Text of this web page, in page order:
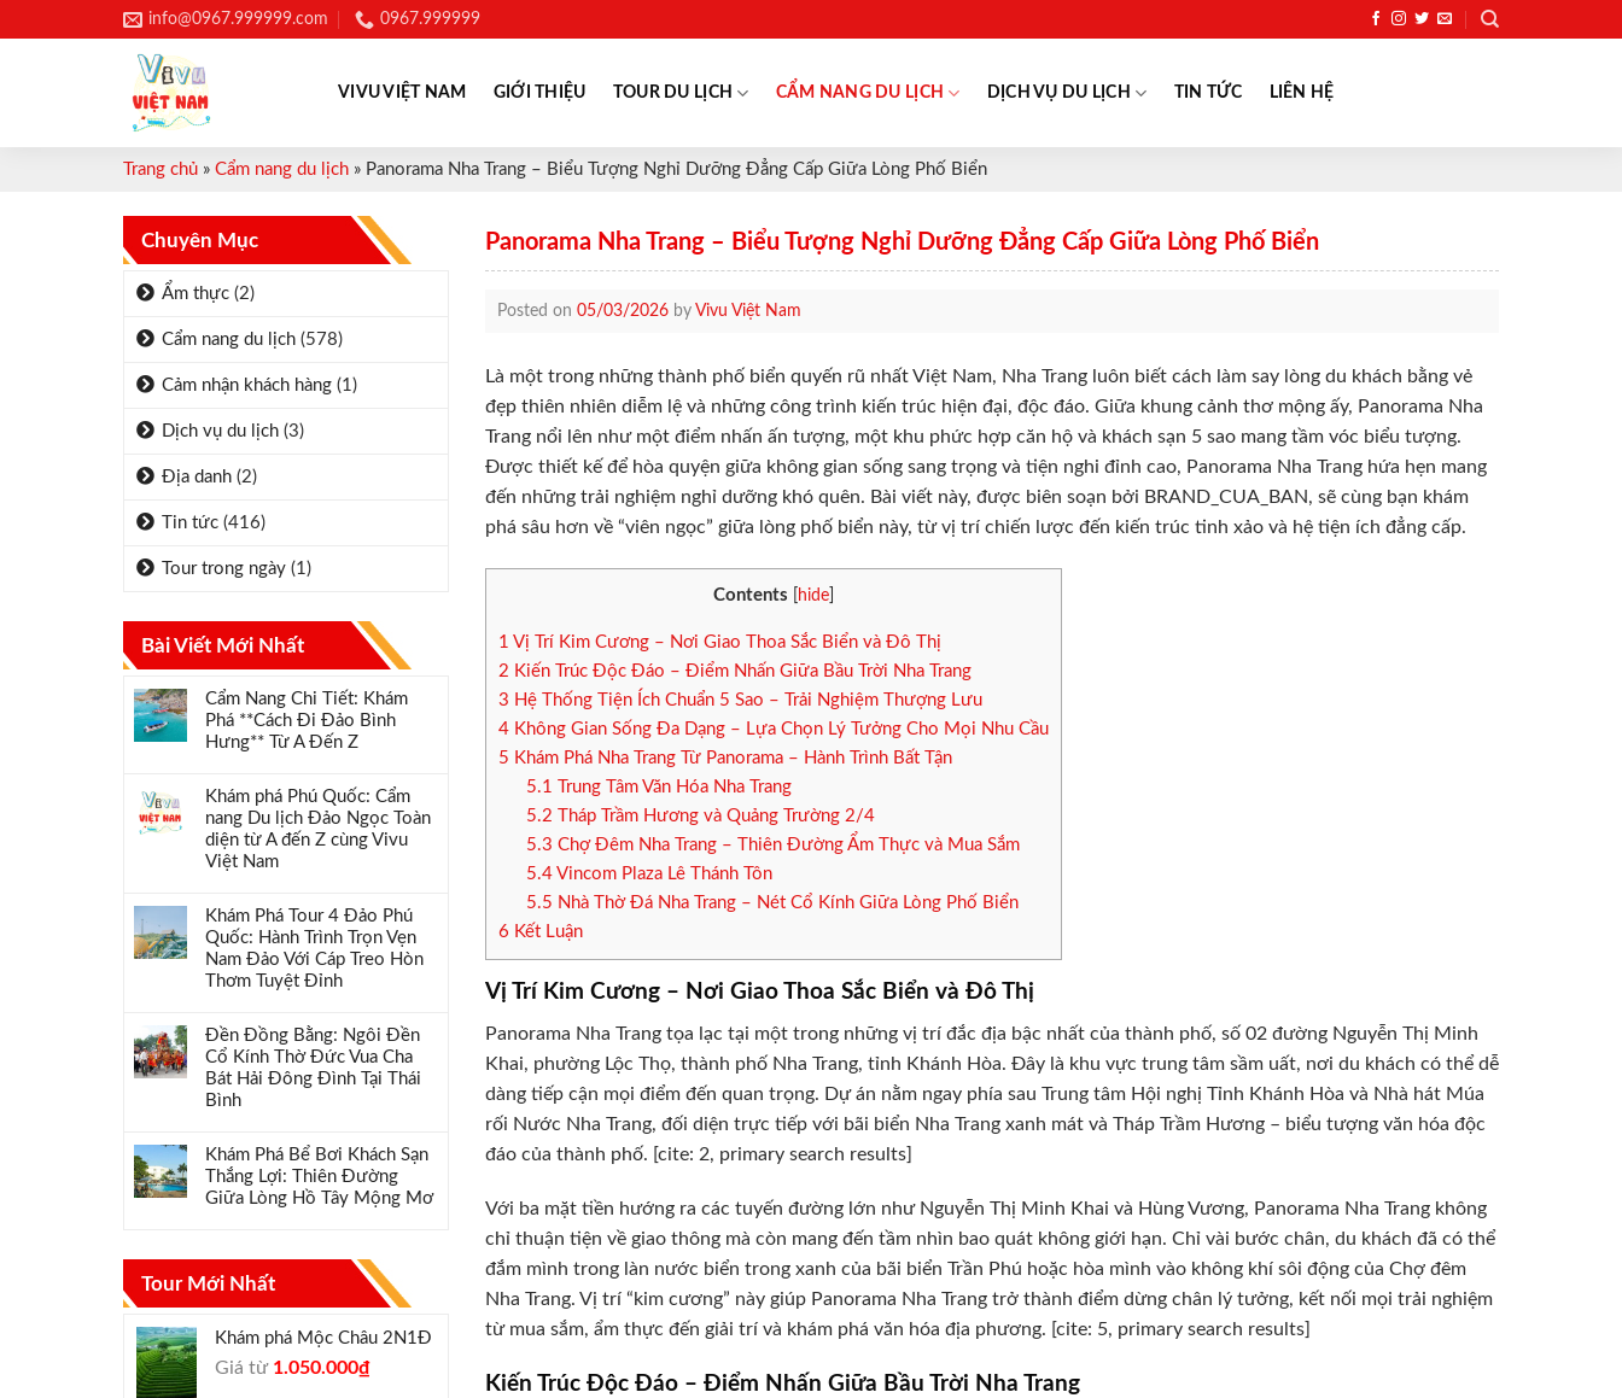
to
info@0967.999999.com 0967.999999
VIVU VIỆT NAM GIỚI THIỆU TOUR DU LỊCH CẨM NANG DU LỊCH DỊCH VỤ DU LỊCH TIN TỨC LIÊN HỆ
Trang chủ » Cẩm nang du lịch » Panorama Nha Trang – Biểu Tượng Nghỉ Dưỡng Đẳng Cấp Giữa Lòng Phố Biển
Chuyên Mục
Ẩm thực (2)
Cẩm nang du lịch (578)
Cảm nhận khách hàng (1)
Dịch vụ du lịch (3)
Địa danh (2)
Tin tức (416)
Tour trong ngày (1)
Bài Viết Mới Nhất
Cẩm Nang Chi Tiết: Khám
Phá **Cách Đi Đảo Bình
Hưng** Từ A Đến Z
Khám phá Phú Quốc: Cẩm
nang Du lịch Đảo Ngọc Toàn
diện từ A đến Z cùng Vivu
Việt Nam
Khám Phá Tour 4 Đảo Phú
Quốc: Hành Trình Trọn Vẹn
Nam Đảo Với Cáp Treo Hòn
Thơm Tuyệt Đỉnh
Đền Đồng Bằng: Ngôi Đền
Cổ Kính Thờ Đức Vua Cha
Bát Hải Đông Đình Tại Thái
Bình
Khám Phá Bể Bơi Khách Sạn
Thắng Lợi: Thiên Đường
Giữa Lòng Hồ Tây Mộng Mơ
Tour Mới Nhất
Khám phá Mộc Châu 2N1Đ
Giá từ Giá
1.050.000₫Giá
Panorama Nha Trang – Biểu Tượng Nghỉ Dưỡng Đẳng Cấp Giữa Lòng Phố Biển
Posted on 05/03/2026 by Vivu Việt Nam
Là một trong những thành phố biển quyến rũ nhất Việt Nam, Nha Trang luôn biết cách làm say lòng du khách bằng vẻ
đẹp thiên nhiên diễm lệ và những công trình kiến trúc hiện đại, độc đáo. Giữa khung cảnh thơ mộng ấy, Panorama Nha
Trang nổi lên như một điểm nhấn ấn tượng, một khu phức hợp căn hộ và khách sạn 5 sao mang tầm vóc biểu tượng.
Được thiết kế để hòa quyện giữa không gian sống sang trọng và tiện nghi đỉnh cao, Panorama Nha Trang hứa hẹn mang
đến những trải nghiệm nghỉ dưỡng khó quên. Bài viết này, được biên soạn bởi BRAND_CUA_BAN, sẽ cùng bạn khám
phá sâu hơn về “viên ngọc” giữa lòng phố biển này, từ vị trí chiến lược đến kiến trúc tinh xảo và hệ tiện ích đẳng cấp.
Contents hide
1 Vị Trí Kim Cương – Nơi Giao Thoa Sắc Biển và Đô Thị
2 Kiến Trúc Độc Đáo – Điểm Nhấn Giữa Bầu Trời Nha Trang
3 Hệ Thống Tiện Ích Chuẩn 5 Sao – Trải Nghiệm Thượng Lưu
4 Không Gian Sống Đa Dạng – Lựa Chọn Lý Tưởng Cho Mọi Nhu Cầu
5 Khám Phá Nha Trang Từ Panorama – Hành Trình Bất Tận
5.1 Trung Tâm Văn Hóa Nha Trang
5.2 Tháp Trầm Hương và Quảng Trường 2/4
5.3 Chợ Đêm Nha Trang – Thiên Đường Ẩm Thực và Mua Sắm
5.4Vincom Plaza Lê Thánh Tôn
5.5 Nhà Thờ Đá Nha Trang – Nét Cổ Kính Giữa Lòng Phố Biển
6 Kết Luận
Vị Trí Kim Cương – Nơi Giao Thoa Sắc Biển và Đô Thị
Panorama Nha Trang tọa lạc tại một trong những vị trí đắc địa bậc nhất của thành phố, số 02 đường Nguyễn Thị Minh
Khai, phường Lộc Thọ, thành phố Nha Trang, tỉnh Khánh Hòa. Đây là khu vực trung tâm sầm uất, nơi du khách có thể dễ
dàng tiếp cận mọi điểm đến quan trọng. Dự án nằm ngay phía sau Trung tâm Hội nghị Tỉnh Khánh Hòa và Nhà hát Múa
rối Nước Nha Trang, đối diện trực tiếp với bãi biển Nha Trang xanh mát và Tháp Trầm Hương – biểu tượng văn hóa độc
đáo của thành phố. [cite: 2, primary search results]
Với ba mặt tiền hướng ra các tuyến đường lớn như Nguyễn Thị Minh Khai và Hùng Vương, Panorama Nha Trang không
chỉ thuận tiện về giao thông mà còn mang đến tầm nhìn bao quát không giới hạn. Chỉ vài bước chân, du khách đã có thể
đắm mình trong làn nước biển trong xanh của bãi biển Trần Phú hoặc hòa mình vào không khí sôi động của Chợ đêm
Nha Trang. Vị trí “kim cương” này giúp Panorama Nha Trang trở thành điểm dừng chân lý tưởng, kết nối mọi trải nghiệm
từ mua sắm, ẩm thực đến giải trí và khám phá văn hóa địa phương. [cite: 5, primary search results]
Kiến Trúc Độc Đáo – Điểm Nhấn Giữa Bầu Trời Nha Trang